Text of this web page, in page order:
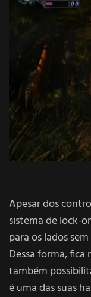
Apesar dos
sistema de lock-
para os lados
Dessa forma, fica
também
é uma das suas